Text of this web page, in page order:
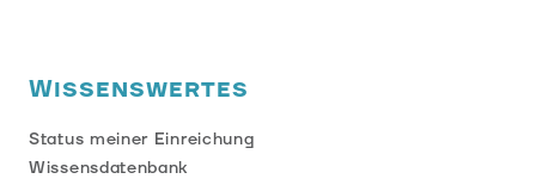
Wissenswertes
Status meiner Einreichung
Wissensdatenbank